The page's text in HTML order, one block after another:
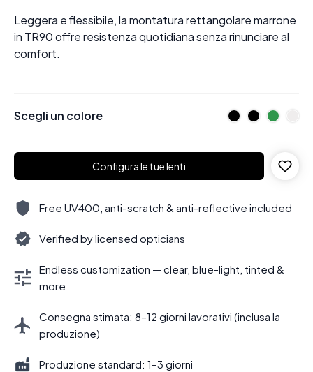
Leggera e flessibile, la montatura rettangolare marrone
in TR90 offre resistenza quotidiana senza rinunciare al
comfort.
Scegli un colore
Configura le tue lenti
Free UV400, anti-scratch & anti-reflective included
Verified by licensed opticians
Endless customization — clear, blue-light, tinted &
more
Consegna stimata: 8–12 giorni lavorativi (inclusa la
produzione)
Produzione standard: 1–3 giorni